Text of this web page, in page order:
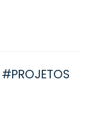
#PROJETOS